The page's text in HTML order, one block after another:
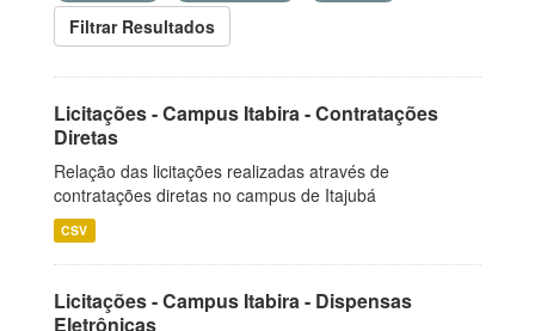
Filtrar Resultados
Licitações - Campus Itabira - Contratações
Diretas
Relação das licitações realizadas através de
contratações diretas no campus de Itajubá
CSV
Licitações - Campus Itabira - Dispensas
Eletrônicas